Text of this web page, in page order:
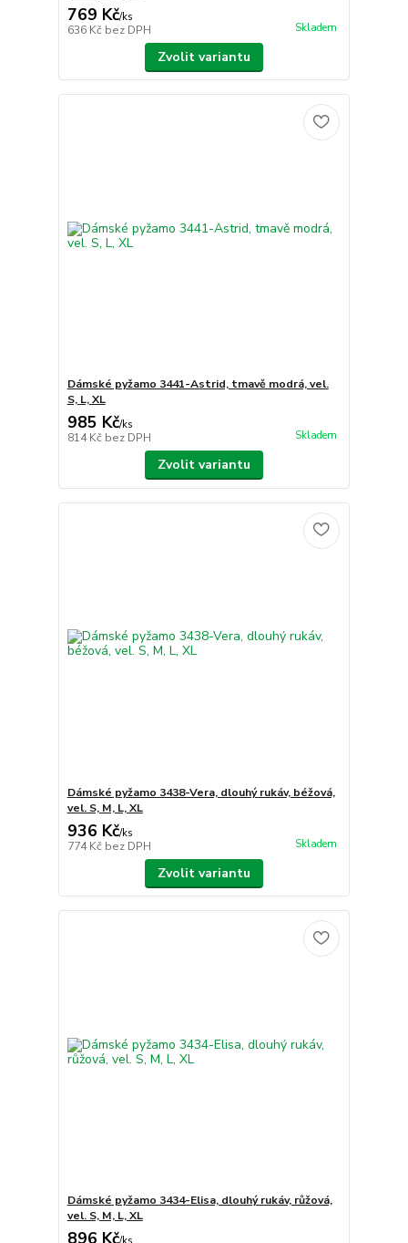
769 Kč/ks
636 Kč bez DPH Skladem
Zvolit variantu
Dámské pyžamo 3441-Astrid, tmavě modrá, vel.
S, L, XL
985 Kč/ks
814 Kč bez DPH Skladem
Zvolit variantu
Dámské pyžamo 3438-Vera, dlouhý rukáv, béžová,
vel. S, M, L, XL
936 Kč/ks
774 Kč bez DPH Skladem
Zvolit variantu
Dámské pyžamo 3434-Elisa, dlouhý rukáv, růžová,
vel. S, M, L, XL
896 Kč